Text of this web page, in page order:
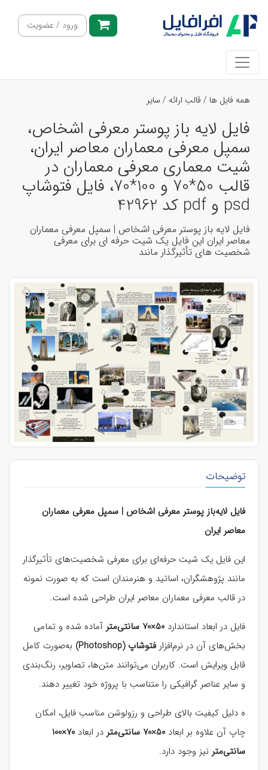
ورود / عضویت
همه فایل ها / قالب ارائه / سایر
فایل لایه باز پوستر معرفی اشخاص،
سمپل معرفی معماران معاصر ایران،
شیت معماری معرفی معماران در
قالب 50*70 و 100*70، فایل فتوشاپ
psd و pdf کد 42962
فایل لایه باز پوستر معرفی اشخاص | سمپل معرفی معماران
معاصر ایران این فایل یک شیت حرفه ای برای معرفی
شخصیت های تأثیرگذار مانند
توضیحات
فایل لایه‌باز پوستر معرفی اشخاص | سمپل معرفی معماران
معاصر ایران
این فایل یک شیت حرفه‌ای برای معرفی شخصیت‌های تأثیرگذار
مانند پژوهشگران، اساتید و هنرمندان است که به صورت نمونه
در قالب معرفی معماران معاصر ایران طراحی شده است.
فایل در ابعاد استاندارد 50×70 سانتی‌متر
آماده شده و تمامی
بخش‌های آن در نرم‌افزار فتوشاپ (Photoshop)
به‌صورت کامل
قابل ویرایش است. کاربران می‌توانند متن‌ها، تصاویر، رنگ‌بندی
و سایر عناصر گرافیکی را متناسب با پروژه خود تغییر دهند.
ه دلیل کیفیت بالای طراحی و رزولوشن مناسب فایل، امکان
چاپ آن علاوه بر ابعاد 50×70 سانتی‌متر در ابعاد
70×100
سانتی‌متر نیز وجود دارد.